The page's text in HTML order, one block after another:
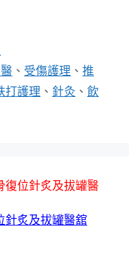
、 受傷護理 、推
打護理 、 針灸 、 飲
復位針炙及拔罐醫
針炙及拔罐醫舘